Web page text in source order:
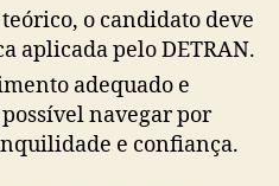
o candidato deve
aplicada pelo DETRAN.
adequado e
navegar por
e confiança.